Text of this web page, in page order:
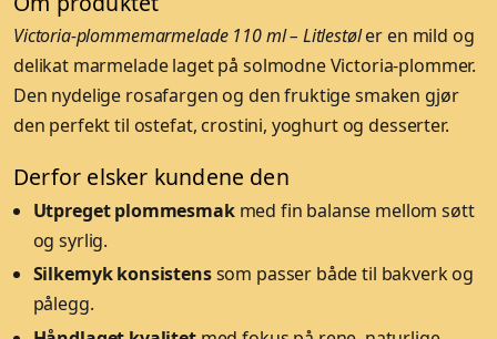
Victoria-plommemarmelade 110 ml – Litlestøler en mild og
delikat marmelade laget på solmodne Victoria-plommer.
Den nydelige rosafargen og den fruktige smaken gjør
den perfekt til ostefat, crostini, yoghurt og desserter.
Derfor elsker kundene den
Utpreget plommesmakmed fin balanse mellom søtt
og syrlig.
Silkemyk konsistenssom passer både til bakverk og
pålegg.